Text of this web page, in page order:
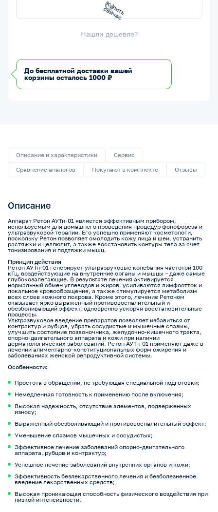
Нашли дешевле?
До бесплатной доставки вашей
корзины осталось 1000 ₽
Описание и характеристики
Сервис
Сравнение аналогов
Покупают в комплекте Отзывы
Описание
Аппарат Ретон АУТн-01 является эффективным прибором,
используемым для домашнего проведения процедур фонофореза и
ультразвуковой терапии. Его успешно применяют косметологи,
поскольку Ретон позволяет омолодить кожу лица и шеи, устранить
растяжки и целлюлит, а также восстановить контуры тела за счет
тонизирования и подтяжки мышц.
Принцип действия
Ретон АУТн-01 генерирует ультразвуковые колебания частотой 100
кГц, воздействующие на внутренние органы и мышцы – даже самые
глубокозалегающие. В результате лечения активируется
нормальный обмен углеводов и жиров, усиливаются лимфоотток и
локальное кровообращение, а также стимулируется метаболизм
всех слоев кожного покрова. Кроме этого, лечение Ретоном
оказывает ярко выраженный противовоспалительный и
обезболивающий эффект, одновренно ускоряя восстановительные
процессы.
Ультразвуковое введение препаратов позволяет избавиться от
контрактур и рубцов, убрать сосудистые и мышечные спазмы,
улучшить состояние позвоночника, желудочно-кишечного тракта,
опорно-двигательного аппарата и кожи при наличии
дерматологических заболеваний. Ретон АУТн-01 применяют даже в
лечении алиментарно-конституциональных форм ожирения и
заболеваниях женской репродуктивной системы.
Особенности:
Простота в обращении, не требующая специальной подготовки;
Немедленная готовность к применению после включения;
Высокая надежность, отсутствие элементов, подверженных
износу;
Выраженный обезболивающий и противовоспалительный эффект;
Уменьшение спазмов мышечных и сосудистых;
Эффективное лечение заболеваний опорно-двигательного
аппарата, рубцов и контрактур;
Успешное лечение заболеваний внутренних органов и кожи;
Эффективность безлекарственного лечения и безболезненное
введение лекарственных средств;
Высокая проникающая способность физического воздействия при
низкой интенсивности.